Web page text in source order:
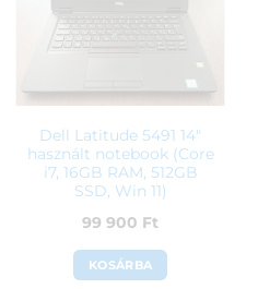
Dell Latitude 5491 14″
használt notebook (Core
i7, 16GB RAM, 512GB
SSD, Win 11)
99 900 Ft
KOSÁRBA